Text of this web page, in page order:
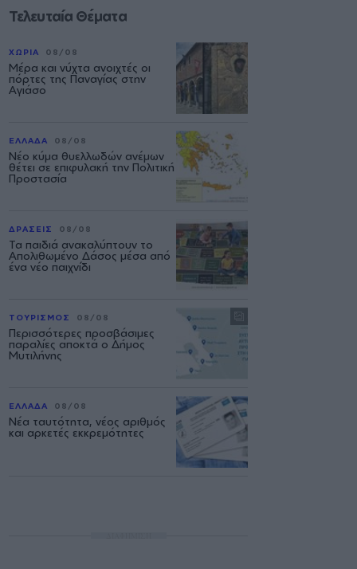
Τελευταία Θέματα
ΧΩΡΙΑ 08/08
Μέρα και νύχτα ανοιχτές οι
πόρτες της Παναγίας στην
Αγιάσο
ΕΛΛΑΔΑ 08/08
Νέο κύμα θυελλωδών ανέμων
θέτει σε επιφυλακή την Πολιτική
Προστασία
ΔΡΑΣΕΙΣ 08/08
Τα παιδιά ανακαλύπτουν το
Απολιθωμένο Δάσος μέσα από
ένα νέο παιχνίδι
ΤΟΥΡΙΣΜΟΣ 08/08
Περισσότερες προσβάσιμες
παραλίες αποκτά ο Δήμος
Μυτιλήνης
ΕΛΛΑΔΑ 08/08
Νέα ταυτότητα, νέος αριθμός
και αρκετές εκκρεμότητες